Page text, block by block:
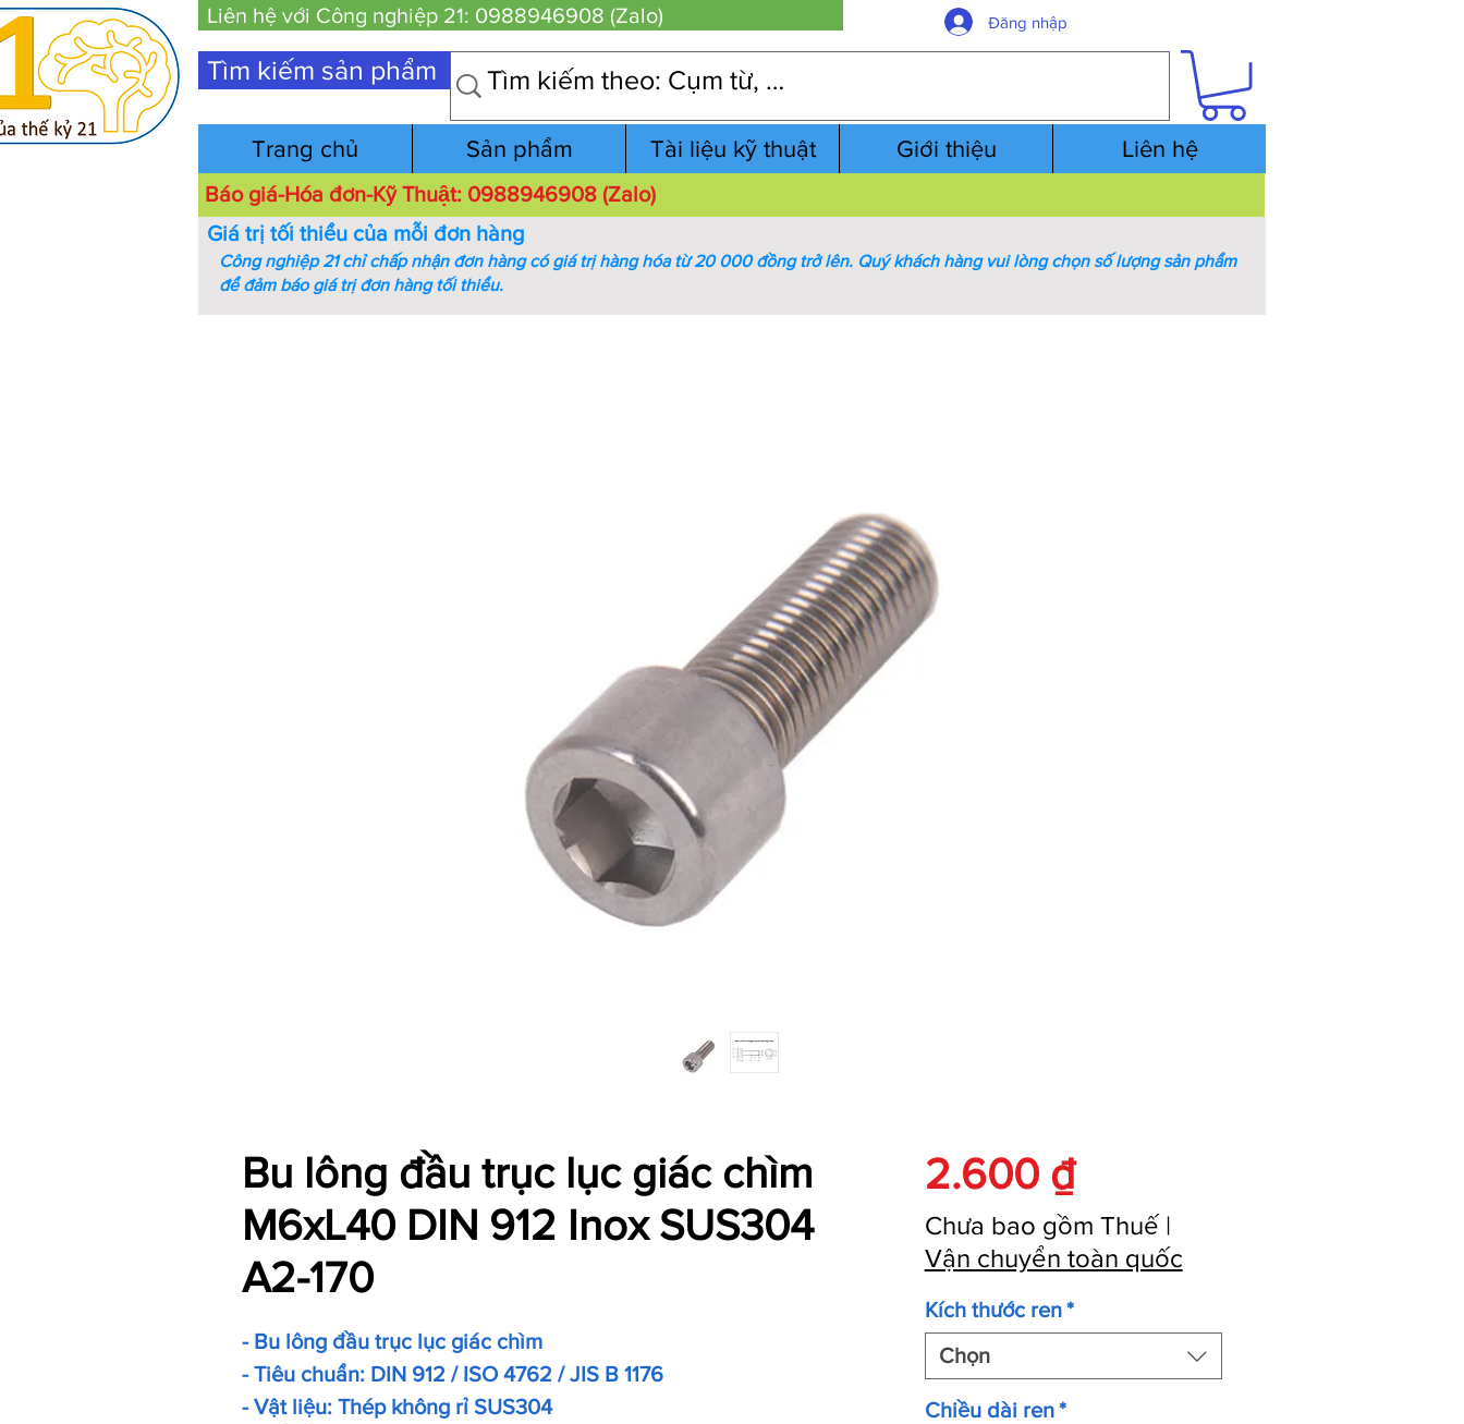
Liên hệ với Công nghiệp 21: 0988946908 (Zalo) Đăng nhập
Tìm kiếm sản phẩm
Trang chủ Sản phẩm Tài liệu kỹ thuật Giới thiệu Liên hệ
Báo giá-Hóa đơn-Kỹ Thuật: 0988946908 (Zalo)
Bu lông đầu trục lục giác chìm
M6xL40 DIN 912 Inox SUS304
A2-170
- Bu lông đầu trục lục giác chìm
- Tiêu chuẩn: DIN 912 / ISO 4762 / JIS B 1176
- Vật liệu: Thép không rỉ SUS304
2.600 ₫Giá
Chưa bao gồm Thuế|
Vận chuyển toàn quốc
Kích thước ren*
Chọn
Chiều dài ren*
Giá trị tối thiểu của mỗi đơn hàng
Công nghiệp 21 chỉ chấp nhận đơn hàng có giá trị hàng hóa từ 20 000 đồng trở lên. Quý khách hàng vui lòng chọn số lượng sản phẩm
để đảm báo giá trị đơn hàng tối thiểu.